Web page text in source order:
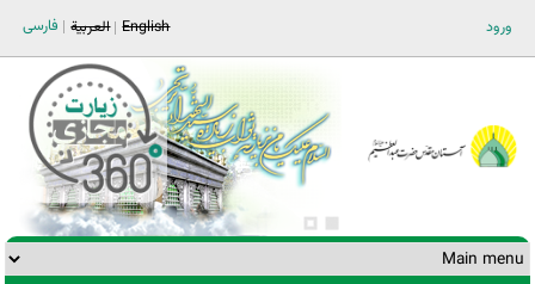
ورود فارسی العربية English